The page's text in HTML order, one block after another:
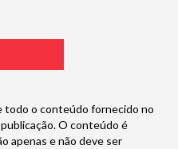
todo o conteúdo fornecido no
O conteúdo é
apenas e não deve ser